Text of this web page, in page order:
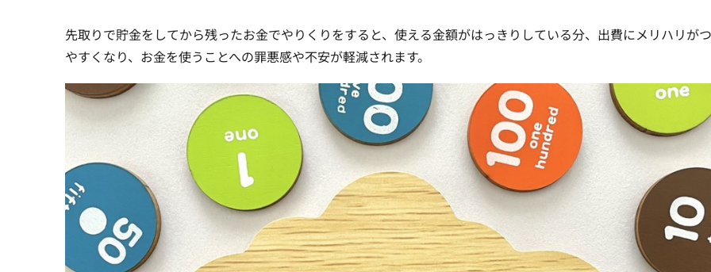
先取りで貯金をしてから残ったお金でやりくりをすると、使える金額がはっきりしている分、出費にメリハリが
やすくなり、お金を使うことへの罪悪感や不安が軽減されます。